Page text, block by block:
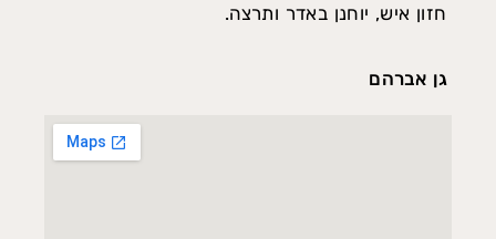
חזון איש, יוחנן באדר ותרצה.
גן אברהם